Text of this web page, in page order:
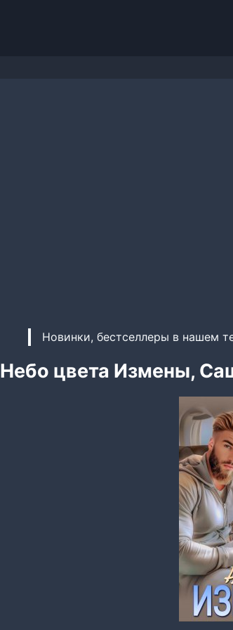
Новинки, бестселлеры в нашем
Небо цвета Измены,